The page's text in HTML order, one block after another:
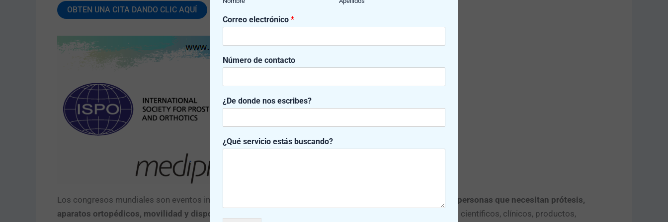
OBTEN UNA CITA DANDO CLIC AQUÍ
Los congresos mundiales son eventos interactivos donde los profesionales involucrados en el
cuidado de personas que necesitan prótesis,
aparatos ortopédicos, movilidad y dispositivos de asistencia
se reúnen para conocer los últimos avances científicos, clínicos, productos,
Correo electrónico *
Número de contacto
u
c
n
¿De donde nos escribes?
¿Qué servicio estás buscando?